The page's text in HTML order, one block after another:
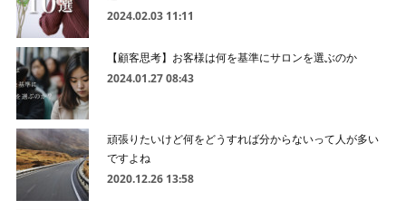
2024.02.03 11:11
【顧客思考】お客様は何を基準にサロンを選ぶのか
2024.01.27 08:43
頑張りたいけど何をどうすれば分からないって人が多い
ですよね
2020.12.26 13:58